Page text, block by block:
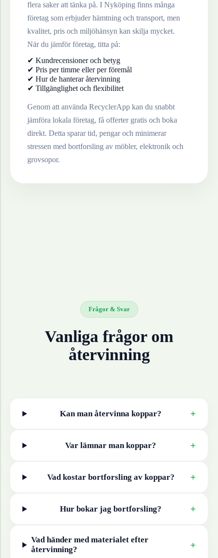
flera saker att tänka på. I Nyköping finns många
företag som erbjuder hämtning och transport, men
kvalitet, pris och miljöhänsyn kan skilja mycket.
När du jämför företag, titta på:
✔ Kundrecensioner och betyg
✔ Pris per timme eller per föremål
✔ Hur de hanterar återvinning
✔ Tillgänglighet och flexibilitet
Genom att använda RecyclerApp kan du snabbt
jämföra lokala företag, få offerter gratis och boka
direkt. Detta sparar tid, pengar och minimerar
stressen med bortforsling av möbler, elektronik och
grovsopor.
Frågor & Svar
Vanliga frågor om
återvinning
Kan man återvinna koppar? +
Var lämnar man koppar? +
Vad kostar bortforsling av koppar? +
Hur bokar jag bortforsling? +
Vad händer med materialet efter
återvinning?
+